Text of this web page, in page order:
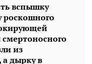
вспышку
роскошного
из
а дырку в